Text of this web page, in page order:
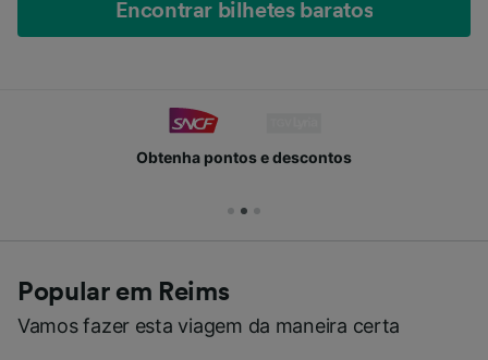
Encontrar bilhetes baratos
Obtenha pontos e descontos
Popular em Reims
Vamos fazer esta viagem da maneira certa